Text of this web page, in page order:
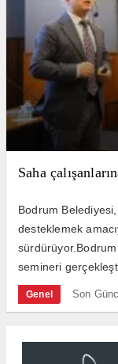
Saha
Bodrum
desteklemek
semineri
Genel Son